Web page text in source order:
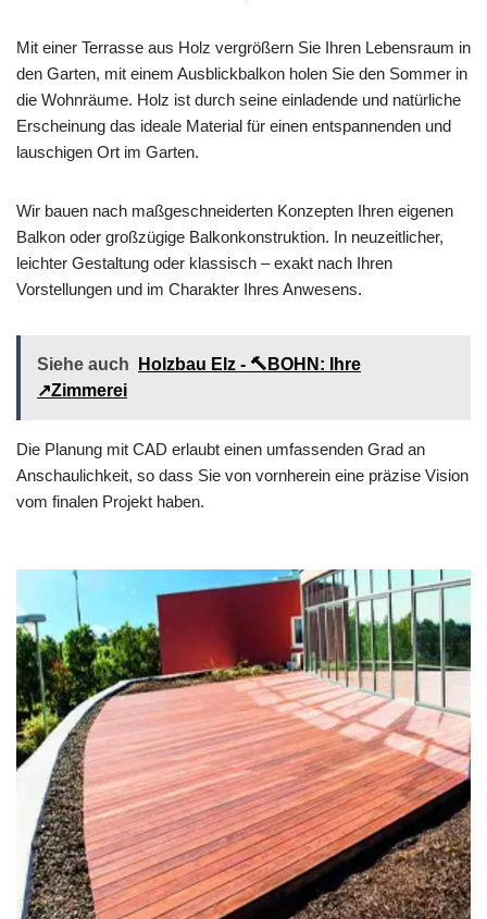
Mit einer Terrasse aus Holz vergrößern Sie Ihren Lebensraum in
den Garten, mit einem Ausblickbalkon holen Sie den Sommer in
die Wohnräume. Holz ist durch seine einladende und natürliche
Erscheinung das ideale Material für einen entspannenden und
lauschigen Ort im Garten.
Wir bauen nach maßgeschneiderten Konzepten Ihren eigenen
Balkon oder großzügige Balkonkonstruktion. In neuzeitlicher,
leichter Gestaltung oder klassisch – exakt nach Ihren
Vorstellungen und im Charakter Ihres Anwesens.
Siehe auch
Holzbau Elz - 🔨BOHN: Ihre
↗️Zimmerei
Die Planung mit CAD erlaubt einen umfassenden Grad an
Anschaulichkeit, so dass Sie von vornherein eine präzise Vision
vom finalen Projekt haben.